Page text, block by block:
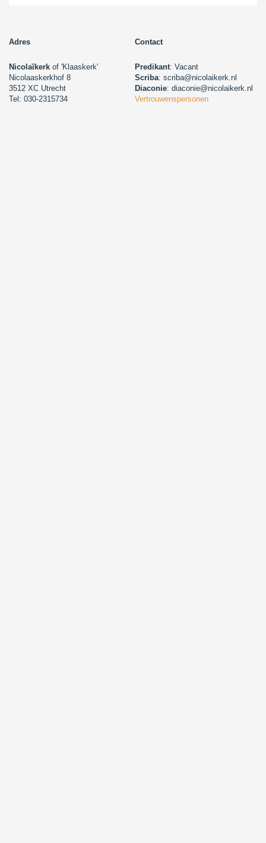
Adres Contact
Nicolaïkerk of 'Klaaskerk'
Nicolaaskerkhof 8
3512 XC Utrecht
Tel: 030-2315734
Predikant: Vacant
Scriba: scriba@nicolaikerk.nl
Diaconie: diaconie@nicolaikerk.nl
Vertrouwenspersonen